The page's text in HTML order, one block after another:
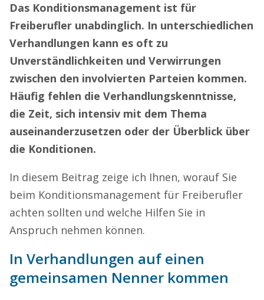
Das Konditionsmanagement ist für
Freiberufler unabdinglich. In unterschiedlichen
Verhandlungen kann es oft zu
Unverständlichkeiten und Verwirrungen
zwischen den involvierten Parteien kommen.
Häufig fehlen die Verhandlungskenntnisse,
die Zeit, sich intensiv mit dem Thema
auseinanderzusetzen oder der Überblick über
die Konditionen.
In diesem Beitrag zeige ich Ihnen, worauf Sie
beim Konditionsmanagement für Freiberufler
achten sollten und welche Hilfen Sie in
Anspruch nehmen können.
In Verhandlungen auf einen
gemeinsamen Nenner kommen